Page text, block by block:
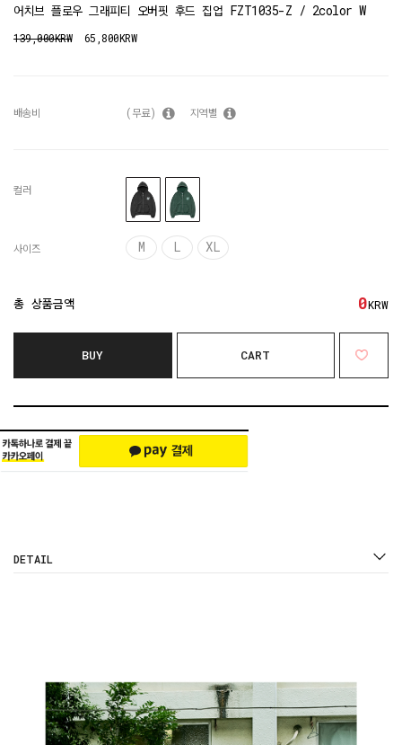
어치브 플로우 그래피티 오버핏 후드 집업 FZT1035-Z / 2color W
139,000KRW 65,800KRW
배송비 (무료) 지역별
컬러
사이즈 M L XL
총 상품금액 0KRW
BUY CART
DETAIL